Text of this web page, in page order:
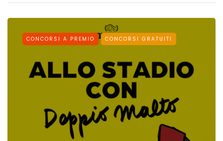
CONCORSI A PREMIO CONCORSI GRATUITI